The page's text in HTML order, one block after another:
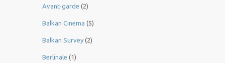
Avant-garde (2)
Balkan Cinema (5)
Balkan Survey (2)
Berlinale (1)